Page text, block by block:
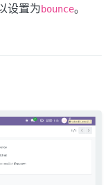
设置为bounce。